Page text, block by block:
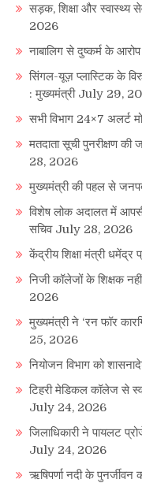
सड़क, शिक्षा और स्वास्थ्य
2026
नाबालिग से दुष्कर्म के आरोप
सिंगल-यूज़ प्लास्टिक के
: मुख्यमंत्री July 29,
सभी विभाग 24×7 अलर्ट
मतदाता सूची पुनरीक्षण की
28, 2026
मुख्यमंत्री की पहल से जनपद
विशेष लोक अदालत में आपसी
सचिव July 28, 2026
केंद्रीय शिक्षा मंत्री धमेंद्र
निजी कॉलेजों के शिक्षक
2026
मुख्यमंत्री ने ‘रन फॉर
25, 2026
नियोजन विभाग को
टिहरी मेडिकल कॉलेज से
July 24, 2026
जिलाधिकारी ने पायलट
July 24, 2026
ऋषिपर्णा नदी के पुनर्जीवन